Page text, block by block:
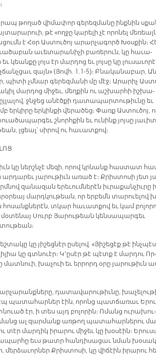
թո­ղած վի­մա­փոր գե­րեզ­մա­նը ինք­նին
թէ «ող­ջը կա­րե­լի չէ ո­րո­նել
է Հօր Աս­տու­ծոյ ա­րար­չա­գործ Խօս­քին։
ա­ւե­տա­րա­նի­չի բա­ռե­րուն, կը հա­ւա­
կեան­քը լոյս էր մար­դոց եւ լոյ­սը կը լու­սա­ւո­րէ
զայն» (Յով­հ. 1.1-5)։ Բ­նա­կա­նա­բար,
պի­տի չմնար գե­րեզ­մա­նի մը մէջ։ Ա­րա­րիչ
մար­դոց մի­ջեւ, մեղ­քին ու աշ­խար­հի իշ­խա­
ջնջեց ա­նէծ­քի դա­տա­պար­տու­թիւ­նը եւ
եր­կին­քի վե­րա­ծեց։ Փառք Աս­տու­ծոյ,
շնորհ­քին եւ ու­նինք յոյ­սը
լցեալ՝ սի­րով ու հա­ւատ­քով։
կը ներշն­չէ մե­զի, ո­րով կրնանք հաս­տատ
ար­դա­րեւ յա­րու­թիւն ա­ռած է։ Քրիս­տո­սի յետ
զա­նա­զան ե­րե­ւում­նե­րէն իւ­րա­քան­չիւ­րը
մարդ­կու­թեան, որ եր­բեմն տա­րուե­լով
տկար հա­ւատ­քով եւ կամ
Սուրբ Յա­րու­թեան կեն­սա­պար­գեւ
կը յի­շեց­նէր ը­սե­լով. «­Յի­շե­ցէք թէ ինչ­պէս
կը գտնուէր։ Կ­՚ը­սէր թէ պէտք է մար­դու Որ­
մատ­նուի, խա­չուի եւ եր­րորդ օ­րը յա­րու­թիւն
դա­տա­վա­րու­թիւ­նը,
պա­տա­հար­ներ էին, ո­րոնց պատ­ճա­ռաւ
էր, ի տես այդ բո­լո­րին։ Ո­մանց ու­րա­խու­
ալ զար­մանք առ­թող պա­տա­հար­նե­րու
տէր մար­դիկ ի­րա­րու մի­ջեւ կը խօ­սէին։
եւս թատր հան­դի­սա­ցաւ նման
մեր­ձա­ւոր­ներ Քրիս­տո­սի, կը վի­ճէին ի­րա­րու